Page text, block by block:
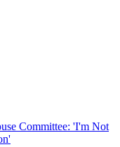
Committee: 'I'm Not